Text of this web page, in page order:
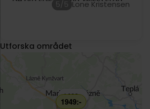
med massor av charm i den
5/5 Lone Kristensen
Utforska området
1979:-
1469:-
1949:-